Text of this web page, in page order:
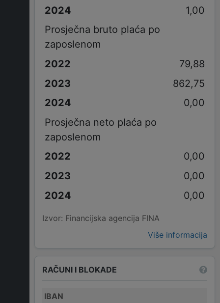
1,00
Prosječna bruto plaća po
zaposlenom
79,88
862,75
0,00
Prosječna neto plaća po
zaposlenom
0,00
0,00
0,00
Izvor: Financijska agencija FINA
Više informacija
RAČUNI I BLOKADE
IBAN